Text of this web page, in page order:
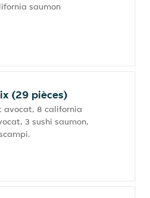
saumon
(29 pièces)
avocat, 8 california
3 sushi saumon,